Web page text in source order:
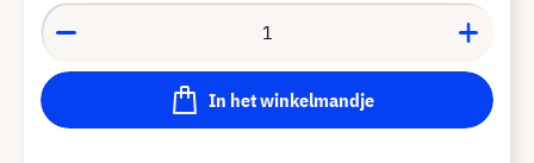
In het winkelmandje